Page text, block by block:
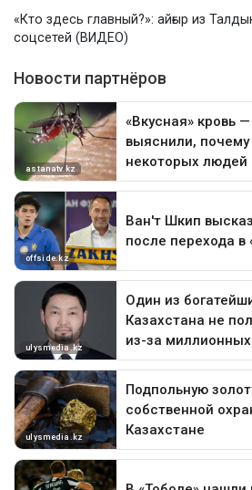
«Кто здесь главный?»: айғыр из
соцсетей (ВИДЕО)